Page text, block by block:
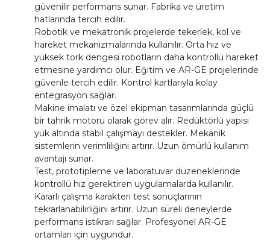
güvenilir performans sunar. Fabrika ve üretim
hatlarında tercih edilir.
Robotik ve mekatronik projelerde tekerlek, kol ve
hareket mekanizmalarında kullanılır. Orta hız ve
yüksek tork dengesi robotların daha kontrollü hareket
etmesine yardımcı olur. Eğitim ve AR-GE projelerinde
güvenle tercih edilir. Kontrol kartlarıyla kolay
entegrasyon sağlar.
Makine imalatı ve özel ekipman tasarımlarında güçlü
bir tahrik motoru olarak görev alır. Redüktörlü yapısı
yük altında stabil çalışmayı destekler. Mekanik
sistemlerin verimliliğini artırır. Uzun ömürlü kullanım
avantajı sunar.
Test, prototipleme ve laboratuvar düzeneklerinde
kontrollü hız gerektiren uygulamalarda kullanılır.
Kararlı çalışma karakteri test sonuçlarının
tekrarlanabilirliğini artırır. Uzun süreli deneylerde
performans istikrarı sağlar. Profesyonel AR-GE
ortamları için uygundur.